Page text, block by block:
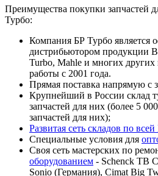
Преимущества покупки запчастей
Турбо:
Компания БР Турбо является
дистрибьютором продукции
Turbo, Mahle и многих
работы с 2001 года.
Прямая поставка напрямую с
Крупнейший в России склад
запчастей для них (более 5
запчастей для них);
Развитая сеть складов по
Специальные условия для
Своя сеть мастерских по
оборудованием - Schenck TB
Sonio (Германия), Cimat Big